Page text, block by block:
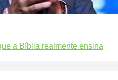
a Bíblia realmente ensina